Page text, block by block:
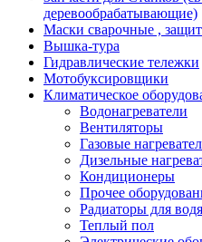
деревообрабатывающие)
Маски сварочные ,
Вышка-тура
Гидравлические тележки
Мотобуксировщики
Климатическое
Водонагреватели
Вентиляторы
Газовые
Дизельные
Кондиционеры
Прочее
Радиаторы для
Теплый пол